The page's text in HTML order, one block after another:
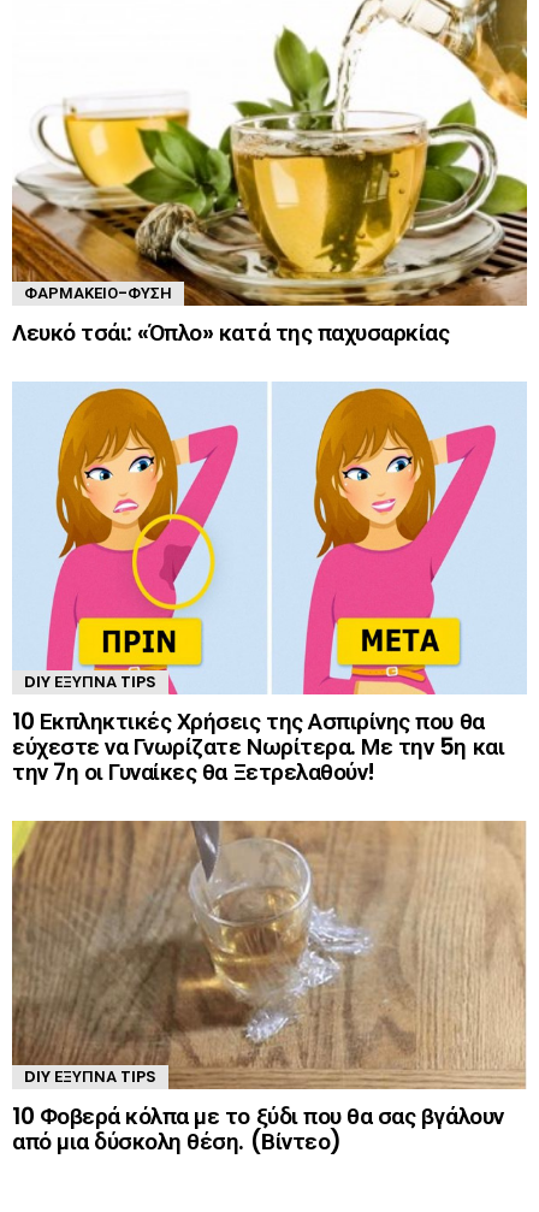
ΦΑΡΜΑΚΕΊΟ-ΦΎΣΗ
Λευκό τσάι: «Όπλο» κατά της παχυσαρκίας
DIY ΈΞΥΠΝΑ TIPS
10 Εκπληκτικές Χρήσεις της Ασπιρίνης που θα
εύχεστε να Γνωρίζατε Νωρίτερα. Με την 5η και
την 7η οι Γυναίκες θα Ξετρελαθούν!
DIY ΈΞΥΠΝΑ TIPS
10 Φοβερά κόλπα με το ξύδι που θα σας βγάλουν
από μια δύσκολη θέση. (Βίντεο)